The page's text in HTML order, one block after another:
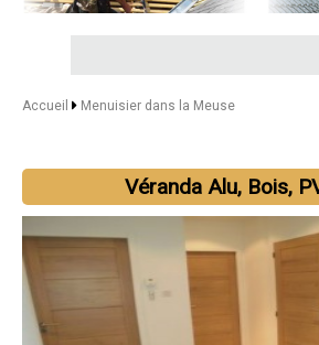
Accueil Menuisier dans la Meuse
Véranda Alu, Bois,